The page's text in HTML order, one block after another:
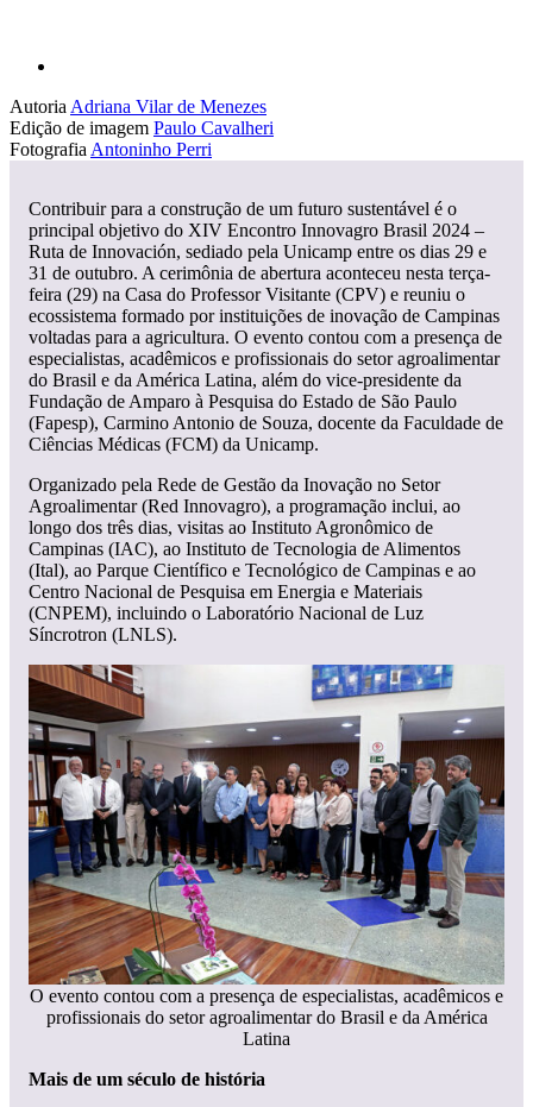
Autoria Adriana Vilar de Menezes
Edição de imagem Paulo Cavalheri
Fotografia Antoninho Perri
Contribuir para a construção de um futuro sustentável é o
principal objetivo do XIV Encontro Innovagro Brasil 2024 –
Ruta de Innovación, sediado pela Unicamp entre os dias 29 e
31 de outubro. A cerimônia de abertura aconteceu nesta terça-
feira (29) na Casa do Professor Visitante (CPV) e reuniu o
ecossistema formado por instituições de inovação de Campinas
voltadas para a agricultura. O evento contou com a presença de
especialistas, acadêmicos e profissionais do setor agroalimentar
do Brasil e da América Latina, além do vice-presidente da
Fundação de Amparo à Pesquisa do Estado de São Paulo
(Fapesp), Carmino Antonio de Souza, docente da Faculdade de
Ciências Médicas (FCM) da Unicamp.
Organizado pela Rede de Gestão da Inovação no Setor
Agroalimentar (Red Innovagro), a programação inclui, ao
longo dos três dias, visitas ao Instituto Agronômico de
Campinas (IAC), ao Instituto de Tecnologia de Alimentos
(Ital), ao Parque Científico e Tecnológico de Campinas e ao
Centro Nacional de Pesquisa em Energia e Materiais
(CNPEM), incluindo o Laboratório Nacional de Luz
Síncrotron (LNLS).
O evento contou com a presença de especialistas, acadêmicos e
profissionais do setor agroalimentar do Brasil e da América
Latina
Mais de um século de história